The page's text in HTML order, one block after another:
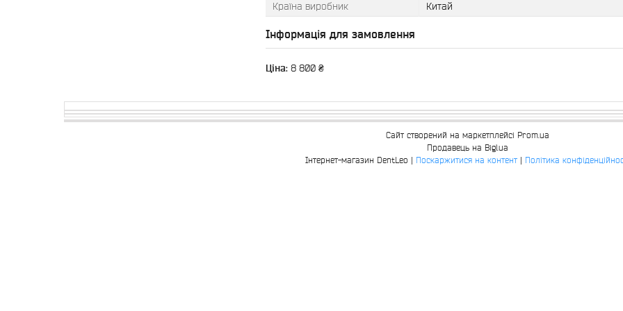
Країна виробник Китай
Інформація для замовлення
Ціна: 8 800 ₴
Сайт створений на маркетплейсі Prom.ua
Продавець на Bigl.ua
Інтернет-магазин DentLeo | Поскаржитися на контент | Політика